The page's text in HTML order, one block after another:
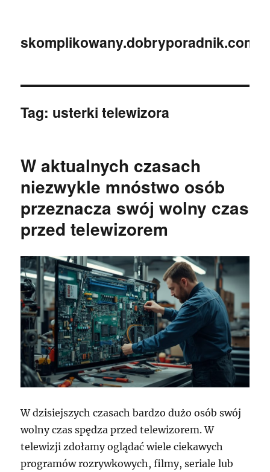
Tag: usterki telewizora
W aktualnych czasach
niezwykle mnóstwo osób
przeznacza swój wolny czas
przed telewizorem
W dzisiejszych czasach bardzo dużo osób swój
wolny czas spędza przed telewizorem. W
telewizji zdołamy oglądać wiele ciekawych
programów rozrywkowych, filmy, seriale lub